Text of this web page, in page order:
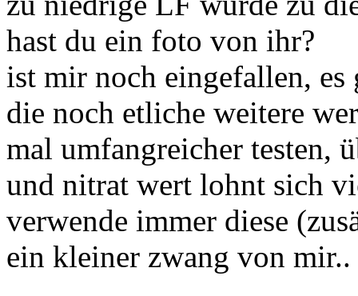
hast du ein foto von ihr?
ist mir noch eingefallen,
die noch etliche weitere
mal umfangreicher testen,
und nitrat wert lohnt sich
verwende immer diese
ein kleiner zwang von mir..